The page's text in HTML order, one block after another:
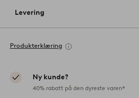
Levering
Produkterklæring
Ny kunde?
40% rabatt på den dyreste varen*